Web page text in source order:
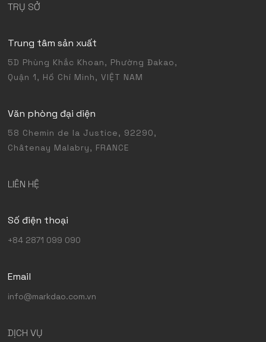
TRỤ SỞ
Trung tâm sản xuất
5D Phùng Khắc Khoan, Phường Đakao,
Quận 1, Hồ Chí Minh, VIỆT NAM
Văn phòng đại diện
58 Chemin de la Justice, 92290,
Châtenay Malabry, FRANCE
LIÊN HỆ
Số điện thoại
+84 2871 099 090
Email
info@markdao.com.vn
DỊCH VỤ